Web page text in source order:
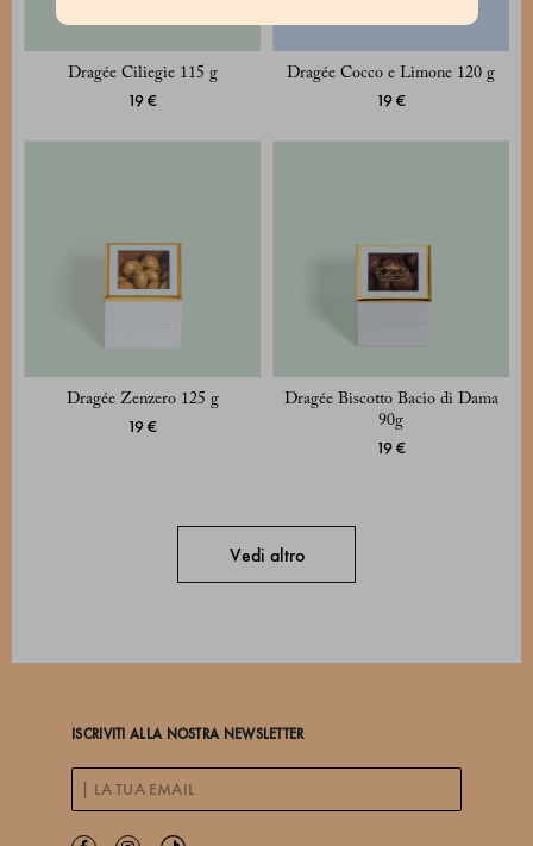
Dragée Ciliegie 115 g
19 €
Dragée Cocco e Limone 120 g
19 €
Dragée Zenzero 125 g
19 €
Dragée Biscotto Bacio di Dama
90g
19 €
Vedi altro
ISCRIVITI ALLA NOSTRA NEWSLETTER